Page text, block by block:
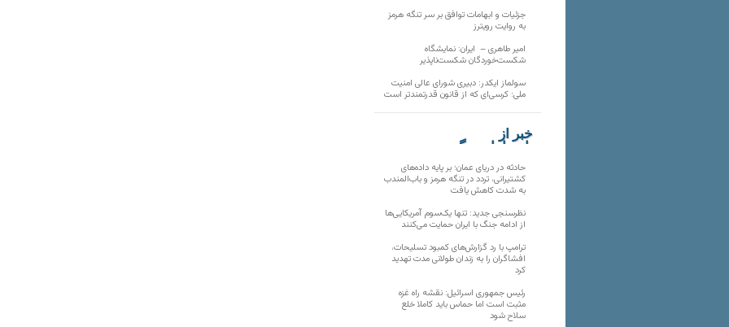
جزئیات و ابهامات توافق بر سر تنگه هرمز
به روایت رویترز
امیر طاهری – ایران: نمایشگاه
شکست‌خوردگان شکست‌ناپذیر
سولماز ایکدر: دبیری شورای عالی امنیت
ملی؛ کرسی‌ای که از قانون قدرتمندتر است
خبر از
تارنماهای دیگر
حادثه در دریای عمان؛ بر پایه داده‌های
کشتیرانی، تردد در تنگه هرمز و باب‌المندب
به شدت کاهش یافت
نظرسنجی جدید: تنها یک‌سوم آمریکایی‌ها
از ادامه جنگ با ایران حمایت می‌کنند
ترامپ با رد گزارش‌های کمبود تسلیحات،
افشاگران را به زندان طولانی مدت تهدید
کرد
رئیس‌ جمهوری اسرائیل: نقشه راه غزه
مثبت است اما حماس باید کاملا خلع
سلاح شود